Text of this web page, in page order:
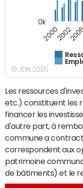
20002002
0k
© JDN 2026
Les ressources
etc.) constituent les
financer les
d'autre part, à
commune a
correspondent aux
patrimoine
de bâtiments) et le